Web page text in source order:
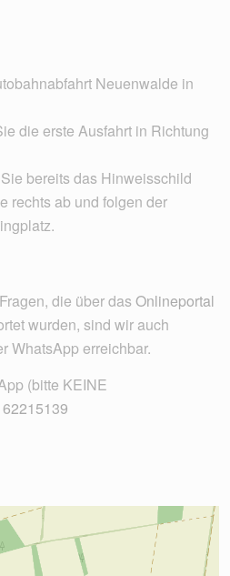
Neuenwalde in
die erste Ausfahrt in Richtung
bereits das Hinweisschild
rechts ab und folgen der
die über dasOnlineportal
wurden, sind wir auch
WhatsApp erreichbar.
(bitte KEINE